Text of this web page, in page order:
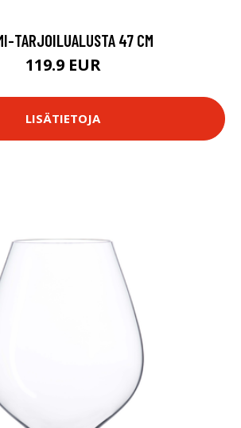
TARJOILUALUSTA 47 CM
119.9 EUR
LISÄTIETOJA